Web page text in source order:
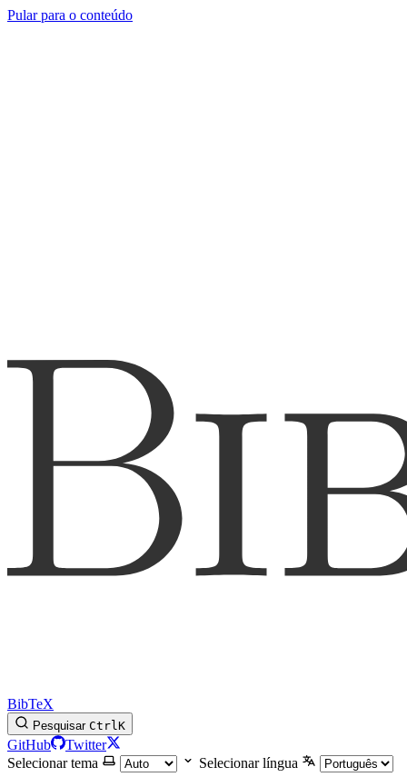
Pular para o conteúdo
BibTeX
Pesquisar CtrlK
GitHub
Twitter
Selecionar tema
Selecionar língua